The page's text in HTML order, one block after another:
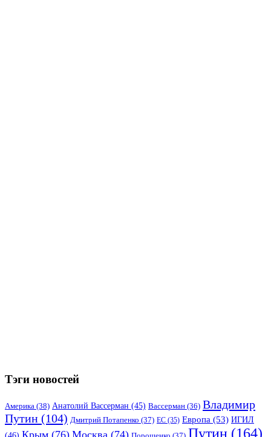
Тэги новостей
Америка (38) Анатолий Вассерман (45) Вассерман (36) Владимир
Путин (104) Дмитрий Потапенко (37) ЕС (35) Европа (53) ИГИЛ
Крым (76) Москва (74) Путин (164)